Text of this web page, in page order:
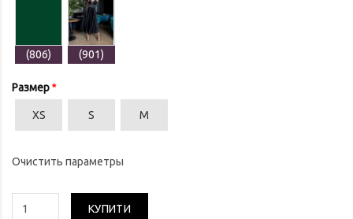
(806) (901)
Размер
XS S M
Очистить параметры
КУПИТИ